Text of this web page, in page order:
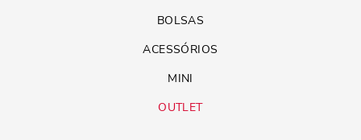
BOLSAS
ACESSÓRIOS
MINI
OUTLET